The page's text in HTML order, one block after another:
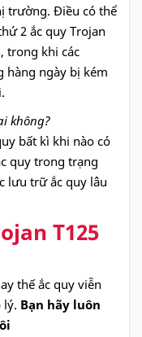
trường. Điều có thể
2 ắc quy Trojan
trong khi các
hàng ngày bị kém
không?
bất kì khi nào có
quy trong trạng
lưu trữ ắc quy lâu
T125
thế ắc quy viễn
lý. Bạn hãy luôn